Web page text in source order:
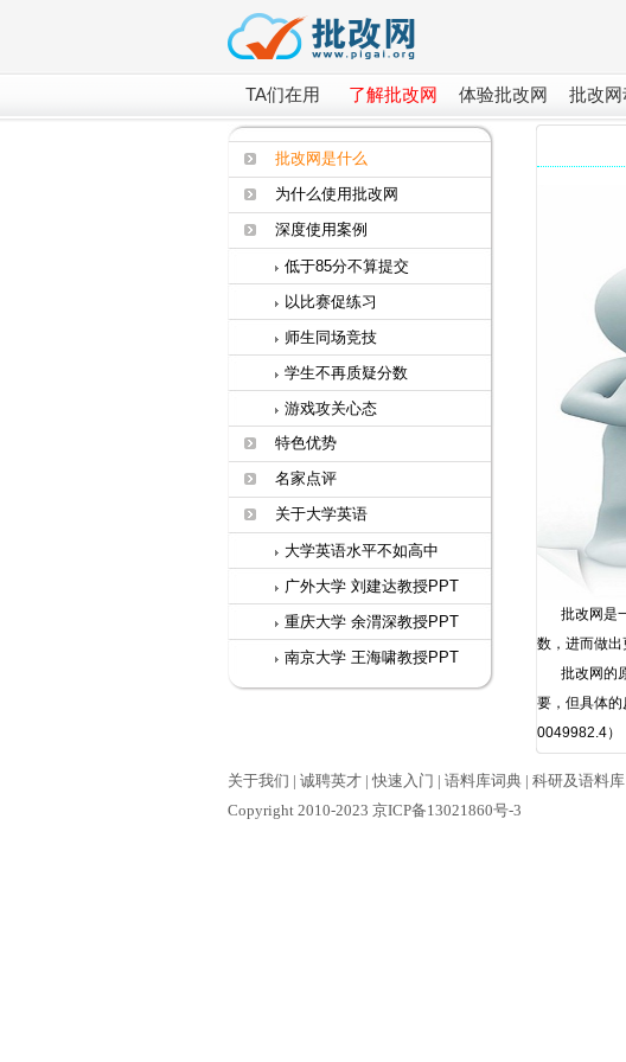
TA们在用 了解批改网 体验批改网 批改
批改网是什么
为什么使用批改网
深度使用案例
低于85分不算提交
以比赛促练习
师生同场竞技
学生不再质疑分数
游戏攻关心态
特色优势
名家点评
关于大学英语
大学英语水平不如高中
广外大学 刘建达教授PPT
重庆大学 余渭深教授PPT
南京大学 王海啸教授PPT
批改网是
数，进而做出
批改网的
要，但具体
0049982.4）
关于我们 | 诚聘英才 | 快速入门 | 语料库词典 | 科研及语料库
Copyright 2010-2023 京ICP备13021860号-3